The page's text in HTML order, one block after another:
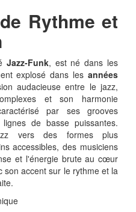
Rythme et
Jazz-Funk, est né dans les
explosé dans les années
audacieuse entre le jazz,
et son harmonie
par ses grooves
de basse puissantes.
vers des formes plus
accessibles, des musiciens
et l'énergie brute au cœur
son accent sur le rythme et la